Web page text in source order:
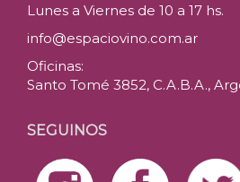
Lunes a Viernes de 10 a 17 hs.
info@espaciovino.com.ar
Oficinas:
Santo Tomé 3852, C.A.B.A.,
SEGUINOS